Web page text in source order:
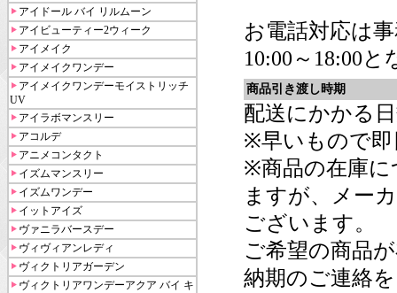
アイドール バイ リルムーン
アイビューティー2ウィーク
アイメイク
アイメイクワンデー
アイメイクワンデーモイストリッチ
UV
アイラボマンスリー
アコルデ
アニメコンタクト
イズムマンスリー
イズムワンデー
イットアイズ
ヴァニラバースデー
ヴィヴィアンレディ
ヴィクトリアガーデン
ヴィクトリアワンデーアクア バイ キ
お電話対応は
10:00～18:00
商品引き渡し時期
配送にかかる
※早いもので即
※商品の在庫に
ますが、メー
ございます。
ご希望の商品
納期のご連絡